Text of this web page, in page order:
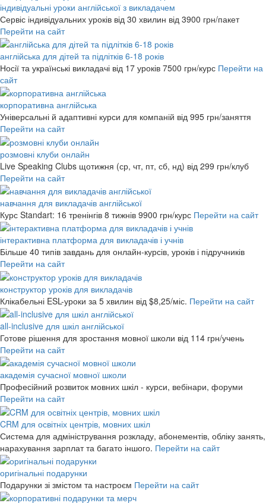
індивідуальні уроки англійської з викладачем
Сервіс індивідуальних уроків від 30 хвилин від 3900 грн/пакет
Перейти на сайт
англійська для дітей та підлітків 6-18 років
Носії та українські викладачі від 17 уроків 7500 грн/курс Перейти на
сайт
корпоративна англійська
Універсальні й адаптивні курси для компаній від 995 грн/заняття
Перейти на сайт
розмовні клуби онлайн
Live Speaking Clubs щотижня (ср, чт, пт, сб, нд) від 299 грн/клуб
Перейти на сайт
навчання для викладачів англійської
Курс Standart: 16 тренінгів 8 тижнів 9900 грн/курс Перейти на сайт
інтерактивна платформа для викладачів і учнів
Більше 40 типів завдань для онлайн-курсів, уроків і підручників
Перейти на сайт
конструктор уроків для викладачів
Клікабельні ESL-уроки за 5 хвилин від $8,25/міс. Перейти на сайт
all-inclusive для шкіл англійської
Готове рішення для зростання мовної школи від 114 грн/учень
Перейти на сайт
академія сучасної мовної школи
Професійний розвиток мовних шкіл - курси, вебінари, форуми
Перейти на сайт
CRM для освітніх центрів, мовних шкіл
Система для адміністрування розкладу, абонементів, обліку занять,
нарахування зарплат та багато іншого. Перейти на сайт
оригінальні подарунки
Подарунки зі змістом та настроєм Перейти на сайт